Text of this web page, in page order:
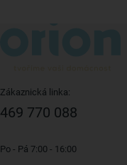
Zákaznická linka:
469 770 088
Po - Pá 7:00 - 16:00